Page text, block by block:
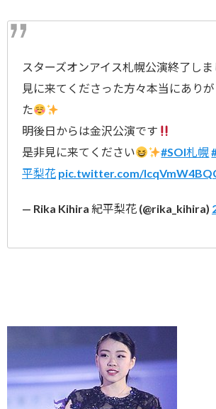
スターズオンアイス札幌公演終了しま
見に来てくださった方々本当にあり
た
明後日からは金沢公演です
是非見に来てください
#SOI札幌
平梨花 pic.twitter.com/
— Rika Kihira 紀平梨花 (@rika_kihira)